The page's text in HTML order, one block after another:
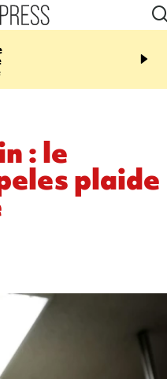
20:44
rouée de coups,
: le
plaide